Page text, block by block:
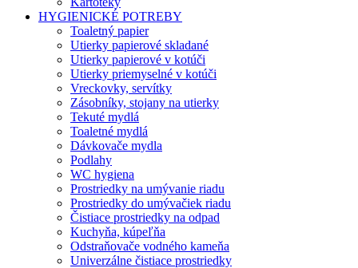
HYGIENICKÉ POTREBY
Toaletný papier
Utierky papierové skladané
Utierky papierové v kotúči
Utierky priemyselné v kotúči
Vreckovky, servítky
Zásobníky, stojany na utierky
Tekuté mydlá
Toaletné mydlá
Dávkovače mydla
Podlahy
WC hygiena
Prostriedky na umývanie riadu
Prostriedky do umývačiek riadu
Čistiace prostriedky na odpad
Kuchyňa, kúpeľňa
Odstraňovače vodného kameňa
Univerzálne čistiace prostriedky